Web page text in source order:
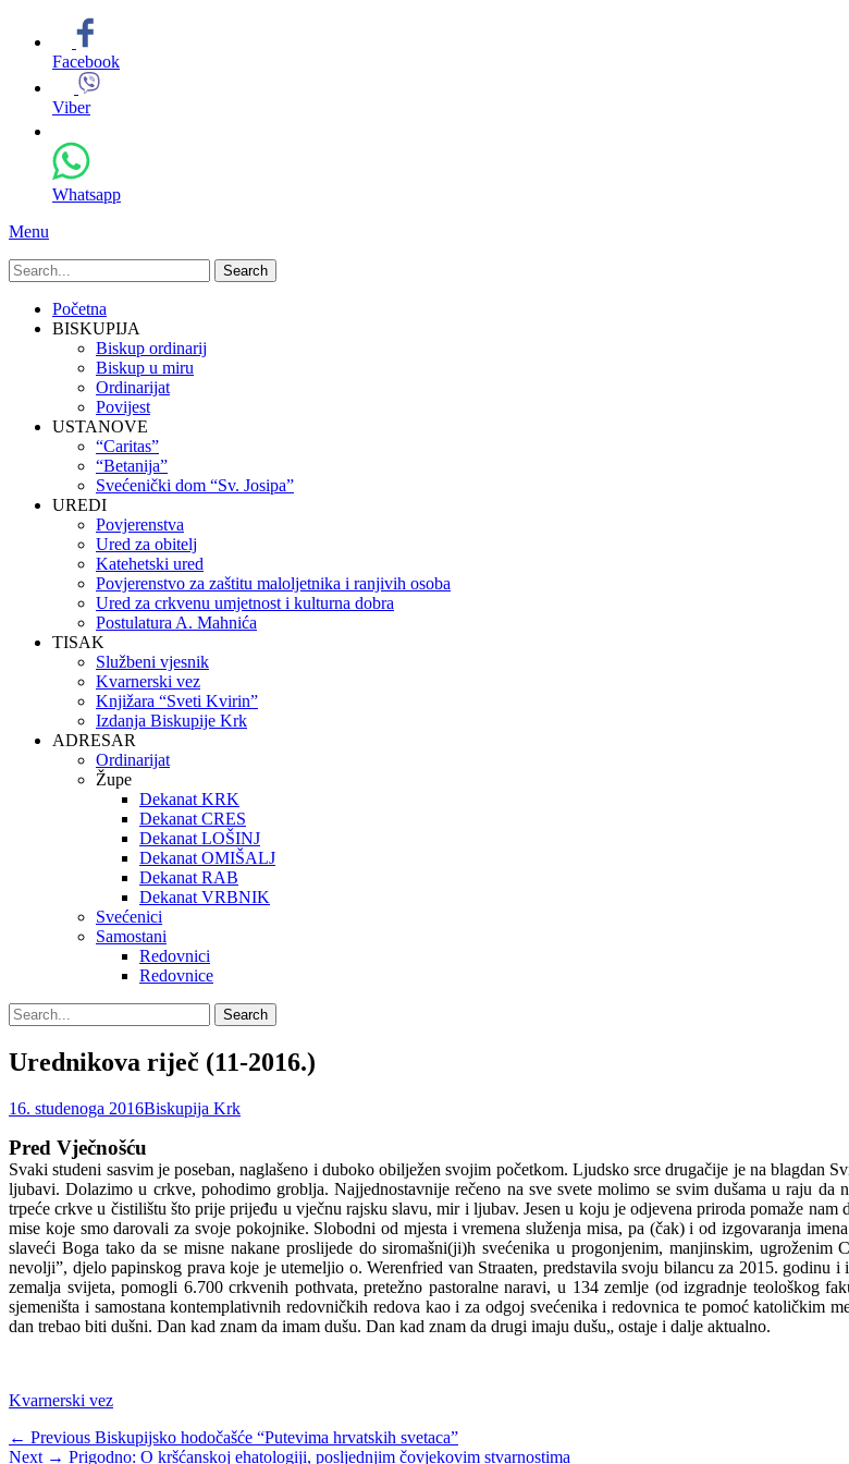
Facebook
Viber
Whatsapp
Menu
Search
for:
Primary
Menu
Skip
Početna
BISKUPIJA
Biskup ordinarij
Biskup u miru
Ordinarijat
Povijest
USTANOVE
“Caritas”
“Betanija”
Svećenički dom “Sv. Josipa”
UREDI
Povjerenstva
Ured za obitelj
Katehetski ured
Povjerenstvo za zaštitu maloljetnika i ranjivih osoba
Ured za crkvenu umjetnost i kulturna dobra
Postulatura A. Mahnića
TISAK
Službeni vjesnik
Kvarnerski vez
Knjižara “Sveti Kvirin”
Izdanja Biskupije Krk
ADRESAR
Ordinarijat
Župe
Dekanat KRK
Dekanat CRES
Dekanat LOŠINJ
Dekanat OMIŠALJ
Dekanat RAB
Dekanat VRBNIK
Svećenici
Samostani
Redovnici
Redovnice
Search
Search
for:
Urednikova riječ (11-2016.)
Posted
16. studenoga 2016Author
Biskupija Krk
Pred Vječnošću
Svaki studeni sasvim je poseban, naglašeno i duboko obilježen svojim početkom. Ljudsko srce drugačije je na
ljubavi. Dolazimo u crkve, pohodimo groblja. Najjednostavnije rečeno na sve svete molimo se svim dušama u raju
trpeće crkve u čistilištu što prije prijeđu u vječnu rajsku slavu, mir i ljubav. Jesen u koju je odjevena priroda pomaže
mise koje smo darovali za svoje pokojnike. Slobodni od mjesta i vremena služenja misa, pa (čak) i od izgovaranja
slaveći Boga tako da se misne nakane proslijede do siromašni(ji)h svećenika u progonjenim, manjinskim,
nevolji”, djelo papinskog prava koje je utemeljio o. Werenfried van Straaten, predstavila svoju bilancu za 2015.
zemalja svijeta, pomogli 6.700 crkvenih pothvata, pretežno pastoralne naravi, u 134 zemlje (od izgradnje
sjemeništa i samostana kontemplativnih redovničkih redova kao i za odgoj svećenika i redovnica te pomoć katoličkim
dan trebao biti dušni. Dan kad znam da imam dušu. Dan kad znam da drugi imaju dušu„ ostaje i dalje aktualno.
Categories
Kvarnerski vez
Navigacija
← Previous Previous
post:
Biskupijsko hodočašće “Putevima hrvatskih svetaca”
Next → Next
Prigodno: O kršćanskoj ehatologiji, posljednjim čovjekovim stvarnostima